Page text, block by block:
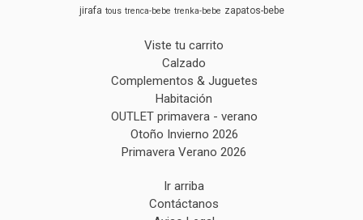
jirafa tous trenca-bebe trenka-bebe zapatos-bebe
Viste tu carrito
Calzado
Complementos & Juguetes
Habitación
OUTLET primavera - verano
Otoño Invierno 2026
Primavera Verano 2026
Ir arriba
Contáctanos